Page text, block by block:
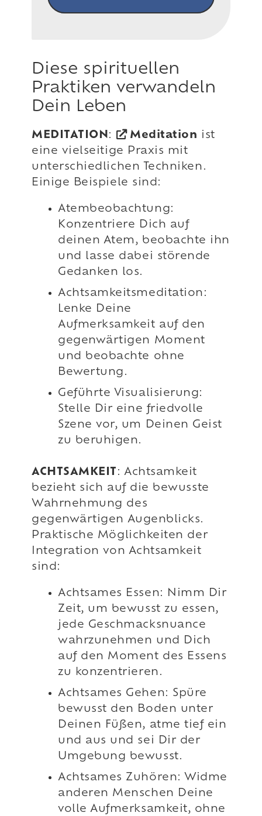
Diese spirituellen
Praktiken verwandeln
Dein Leben
MEDITATION: Meditation ist
eine vielseitige Praxis mit
unterschiedlichen Techniken.
Einige Beispiele sind:
Atembeobachtung:
Konzentriere Dich auf
deinen Atem, beobachte ihn
und lasse dabei störende
Gedanken los.
Achtsamkeitsmeditation:
Lenke Deine
Aufmerksamkeit auf den
gegenwärtigen Moment
und beobachte ohne
Bewertung.
Geführte Visualisierung:
Stelle Dir eine friedvolle
Szene vor, um Deinen Geist
zu beruhigen.
ACHTSAMKEIT : Achtsamkeit
bezieht sich auf die bewusste
Wahrnehmung des
gegenwärtigen Augenblicks.
Praktische Möglichkeiten der
Integration von Achtsamkeit
sind:
Achtsames Essen: Nimm Dir
Zeit, um bewusst zu essen,
jede Geschmacksnuance
wahrzunehmen und Dich
auf den Moment des Essens
zu konzentrieren.
Achtsames Gehen: Spüre
bewusst den Boden unter
Deinen Füßen, atme tief ein
und aus und sei Dir der
Umgebung bewusst.
Achtsames Zuhören: Widme
anderen Menschen Deine
volle Aufmerksamkeit, ohne